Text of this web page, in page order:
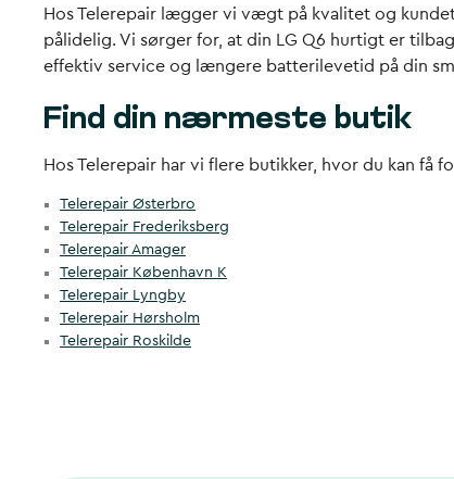
Hos Telerepair lægger vi vægt på kvalitet og
pålidelig. Vi sørger for, at din LG Q6 hurtigt er
effektiv service og længere batterilevetid på din
Find din nærmeste butik
Hos Telerepair har vi flere butikker, hvor du kan
Telerepair Østerbro
Telerepair Frederiksberg
Telerepair Amager
Telerepair København K
Telerepair Lyngby
Telerepair Hørsholm
Telerepair Roskilde